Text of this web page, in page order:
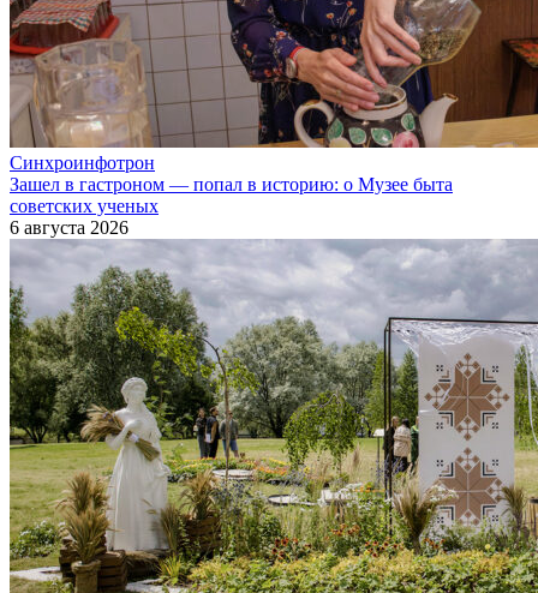
Синхроинфотрон
Зашел в гастроном — попал в историю: о Музее быта
советских ученых
6 августа 2026